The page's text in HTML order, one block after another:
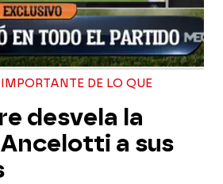
DE LO QUE
desvela la
a sus